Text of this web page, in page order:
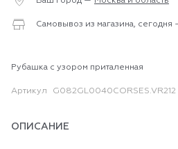
Самовывоз из магазина, сегодня
Рубашка с узором приталенная
Артикул G082GL0040CORSES.VR212
ОПИСАНИЕ